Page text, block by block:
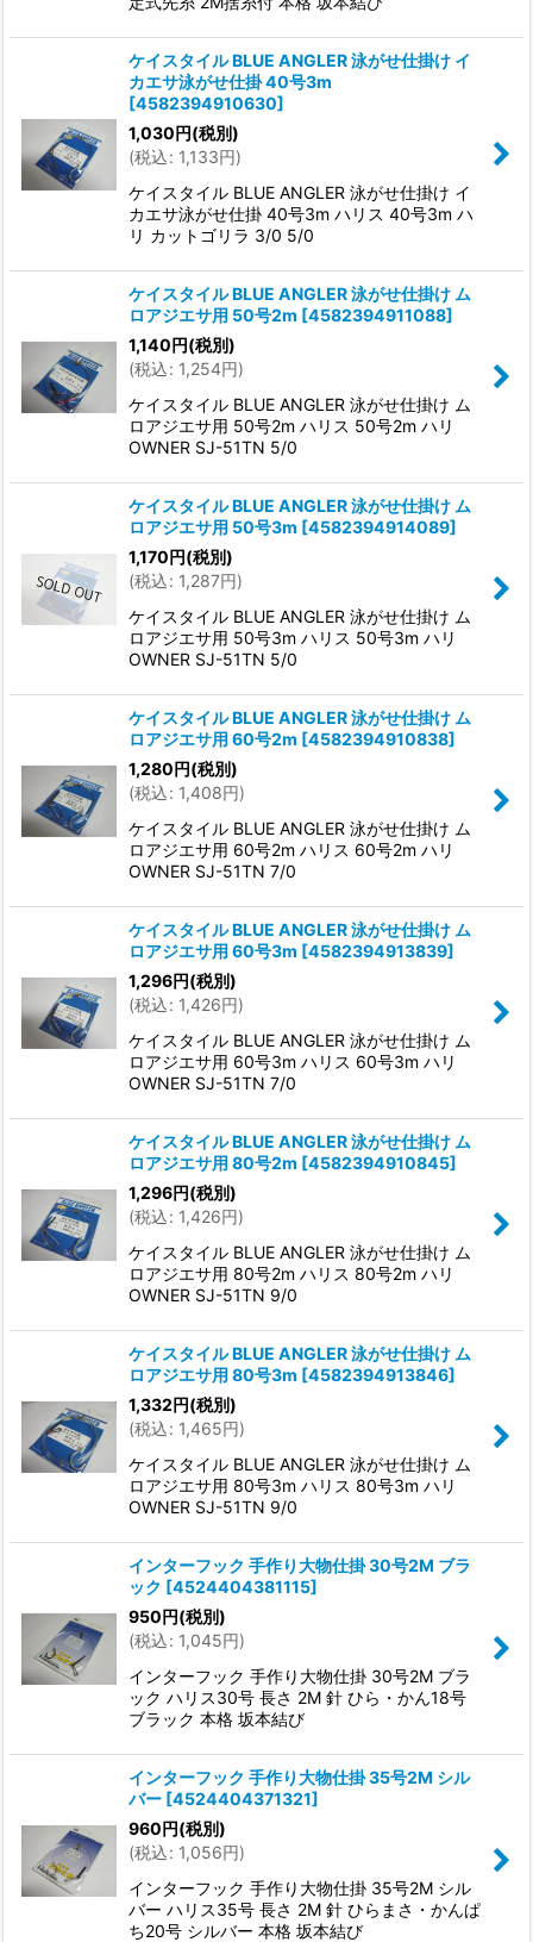
ケイスタイル BLUE ANGLER 泳がせ仕掛け イ
カエサ泳がせ仕掛 40号3m
[4582394910630]
1,030円(税別)
(税込: 1,133円)
ケイスタイル BLUE ANGLER 泳がせ仕掛け イ
カエサ泳がせ仕掛 40号3m ハリス 40号3m ハ
リ カットゴリラ 3/0 5/0
ケイスタイル BLUE ANGLER 泳がせ仕掛け ム
ロアジエサ用 50号2m [4582394911088]
1,140円(税別)
(税込: 1,254円)
ケイスタイル BLUE ANGLER 泳がせ仕掛け ム
ロアジエサ用 50号2m ハリス 50号2m ハリ
OWNER SJ-51TN 5/0
ケイスタイル BLUE ANGLER 泳がせ仕掛け ム
ロアジエサ用 50号3m [4582394914089]
1,170円(税別)
(税込: 1,287円)
ケイスタイル BLUE ANGLER 泳がせ仕掛け ム
ロアジエサ用 50号3m ハリス 50号3m ハリ
OWNER SJ-51TN 5/0
ケイスタイル BLUE ANGLER 泳がせ仕掛け ム
ロアジエサ用 60号2m [4582394910838]
1,280円(税別)
(税込: 1,408円)
ケイスタイル BLUE ANGLER 泳がせ仕掛け ム
ロアジエサ用 60号2m ハリス 60号2m ハリ
OWNER SJ-51TN 7/0
ケイスタイル BLUE ANGLER 泳がせ仕掛け ム
ロアジエサ用 60号3m [4582394913839]
1,296円(税別)
(税込: 1,426円)
ケイスタイル BLUE ANGLER 泳がせ仕掛け ム
ロアジエサ用 60号3m ハリス 60号3m ハリ
OWNER SJ-51TN 7/0
ケイスタイル BLUE ANGLER 泳がせ仕掛け ム
ロアジエサ用 80号2m [4582394910845]
1,296円(税別)
(税込: 1,426円)
ケイスタイル BLUE ANGLER 泳がせ仕掛け ム
ロアジエサ用 80号2m ハリス 80号2m ハリ
OWNER SJ-51TN 9/0
ケイスタイル BLUE ANGLER 泳がせ仕掛け ム
ロアジエサ用 80号3m [4582394913846]
1,332円(税別)
(税込: 1,465円)
ケイスタイル BLUE ANGLER 泳がせ仕掛け ム
ロアジエサ用 80号3m ハリス 80号3m ハリ
OWNER SJ-51TN 9/0
インターフック 手作り大物仕掛 30号2M ブラ
ック [4524404381115]
950円(税別)
(税込: 1,045円)
インターフック 手作り大物仕掛 30号2M ブラ
ック ハリス30号 長さ 2M 針 ひら・かん18号
ブラック 本格 坂本結び
インターフック 手作り大物仕掛 35号2M シル
バー [4524404371321]
960円(税別)
(税込: 1,056円)
インターフック 手作り大物仕掛 35号2M シル
バー ハリス35号 長さ 2M 針 ひらまさ・かんぱ
ち20号 シルバー 本格 坂本結び